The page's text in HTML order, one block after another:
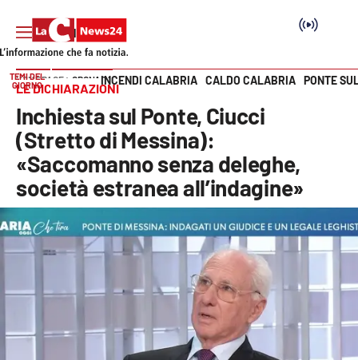
SEZIONI
Cronaca
Politica
Attualità
Economia e lavoro
Italia Mondo
Vai
TEMI DEL
GIORNO
INCENDI CALABRIA CALDO CALABRIA PONTE
HOME PAGE CRONACA
LE DICHIARAZIONI
Inchiesta sul Ponte, Ciucci
(Stretto di Messina):
«Saccomanno senza deleghe,
società estranea all’indagine»